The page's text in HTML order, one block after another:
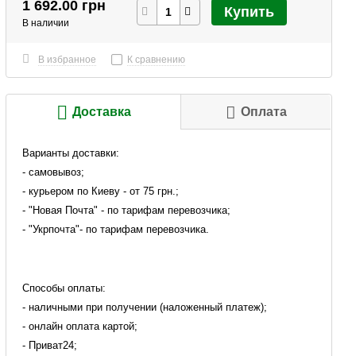
1 692.00 грн
В наличии
Купить
В избранное К сравнению
Доставка Оплата
Варианты доставки:
- самовывоз;
- курьером по Киеву - от 75 грн.;
- "Новая Почта" - по тарифам перевозчика;
- "Укрпочта"- по тарифам перевозчика.
Способы оплаты:
- наличными при получении (наложенный платеж);
- онлайн оплата картой;
- Приват24;